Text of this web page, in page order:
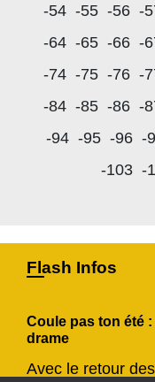
-54 -55 -56 -
-64 -65 -66 -
-74 -75 -76 -
-84 -85 -86 -
-94 -95 -96 -
-103 -
Flash Infos
Coule pas ton été
drame
Avec le retour